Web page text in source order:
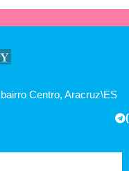
Centro, Aracruz\ES